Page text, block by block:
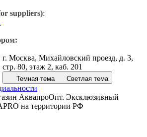
suppliers):
г. Москва, Михайловский проезд, д. 3,
стр. 80, этаж 2, каб. 201
Темная тема Светлая тема
АквапроОпт. Эксклюзивный
на территории РФ